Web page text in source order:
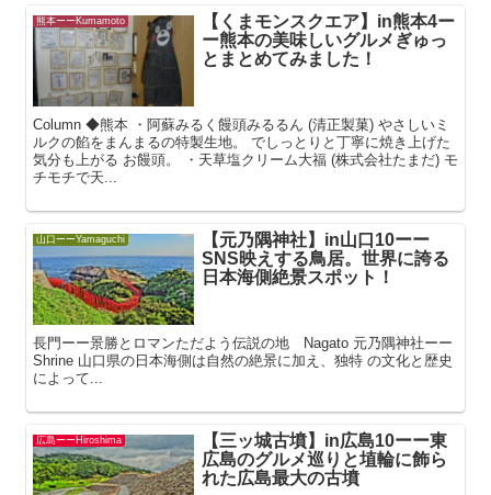
熊本ーーKumamoto
【くまモンスクエア】in熊本4ー
ー熊本の美味しいグルメぎゅっ
とまとめてみました！
Column ◆熊本 ・阿蘇みるく饅頭みるるん (清正製菓) やさしいミ
ルクの餡をまんまるの特製生地。 でしっとりと丁寧に焼き上げた
気分も上がる お饅頭。 ・天草塩クリーム大福 (株式会社たまだ) モ
チモチで天...
山口ーーYamaguchi
【元乃隅神社】in山口10ーー
SNS映えする鳥居。世界に誇る
日本海側絶景スポット！
長門ーー景勝とロマンただよう伝説の地 Nagato 元乃隅神社ーー
Shrine 山口県の日本海側は自然の絶景に加え、独特 の文化と歴史
によって...
広島ーーHiroshima
【三ッ城古墳】in広島10ーー東
広島のグルメ巡りと埴輪に飾ら
れた広島最大の古墳